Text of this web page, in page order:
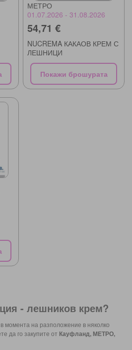
МЕТРО
01.07.2026 - 31.08.2026
54,71 €
NUCREMA КАКАОВ КРЕМ С
ЛЕШНИЦИ
Покажи брошурата
- лешников крем?
момента на разположение в няколко
да го закупите от Кауфланд, МЕТРО,